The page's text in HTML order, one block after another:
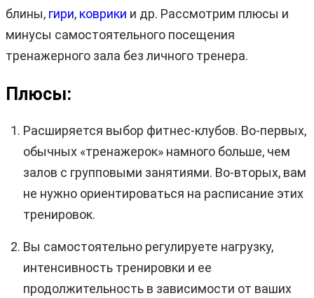
блины, гири, коврики и др. Рассмотрим плюсы и
минусы самостоятельного посещения
тренажерного зала без личного тренера.
Плюсы:
Расширяется выбор фитнес-клубов. Во-первых,
обычных «тренажерок» намного больше, чем
залов с групповыми занятиями. Во-вторых, вам
не нужно ориентироваться на расписание этих
тренировок.
Вы самостоятельно регулируете нагрузку,
интенсивность тренировки и ее
продолжительность в зависимости от ваших